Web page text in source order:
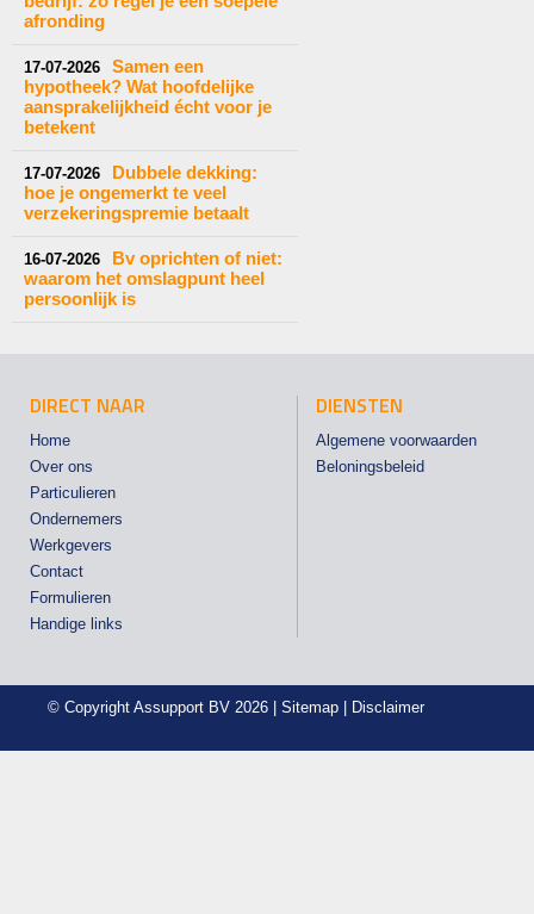
afronding
17-07-2026
Samen een
hypotheek? Wat hoofdelijke
aansprakelijkheid écht voor je
betekent
17-07-2026
Dubbele dekking:
hoe je ongemerkt te veel
verzekeringspremie betaalt
16-07-2026
Bv oprichten of niet:
waarom het omslagpunt heel
persoonlijk is
DIRECT NAAR
Home
Over ons
Particulieren
Ondernemers
Werkgevers
Contact
Formulieren
Handige links
DIENSTEN
Algemene voorwaarden
Beloningsbeleid
© Copyright Assupport BV 2026 | Sitemap Disclaimer